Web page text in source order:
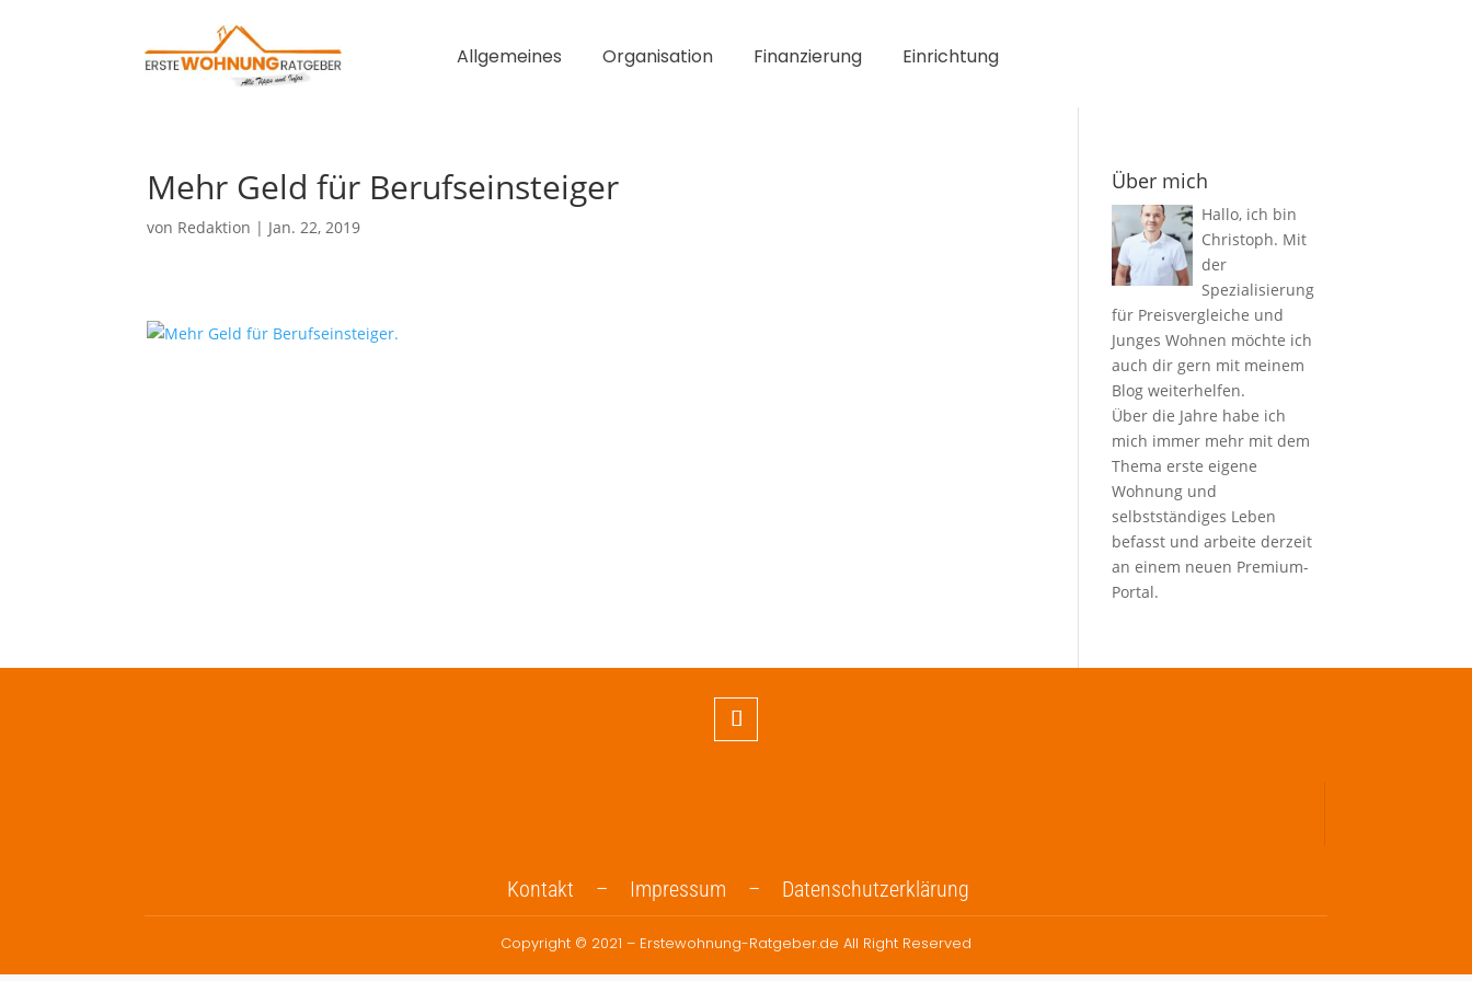
Allgemeines Organisation Finanzierung Einrichtung
Mehr Geld für Berufseinsteiger
von Redaktion | Jan. 22, 2019
Über mich
Hallo, ich bin
Christoph. Mit
der
Spezialisierung
für Preisvergleiche und
Junges Wohnen möchte ich
auch dir gern mit meinem
Blog weiterhelfen.
Über die Jahre habe ich
mich immer mehr mit dem
Thema erste eigene
Wohnung und
selbstständiges Leben
befasst und arbeite derzeit
an einem neuen Premium-
Portal.
Kontakt – Impressum – Datenschutzerklärung
Copyright © 2021 – Erstewohnung-Ratgeber.de All Right Reserved